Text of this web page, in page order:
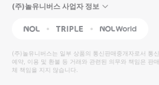
높
은
순
동
영
상
(주)놀유니버스 사업자 정보
NOL Triple Interpark Global
(주)놀유니버스는 일부 상품의 통신판매중개자로서 통
예약, 이용 및 환불 등 거래와 관련된 의무와 책임은 판
체 책임을 지지 않습니다.